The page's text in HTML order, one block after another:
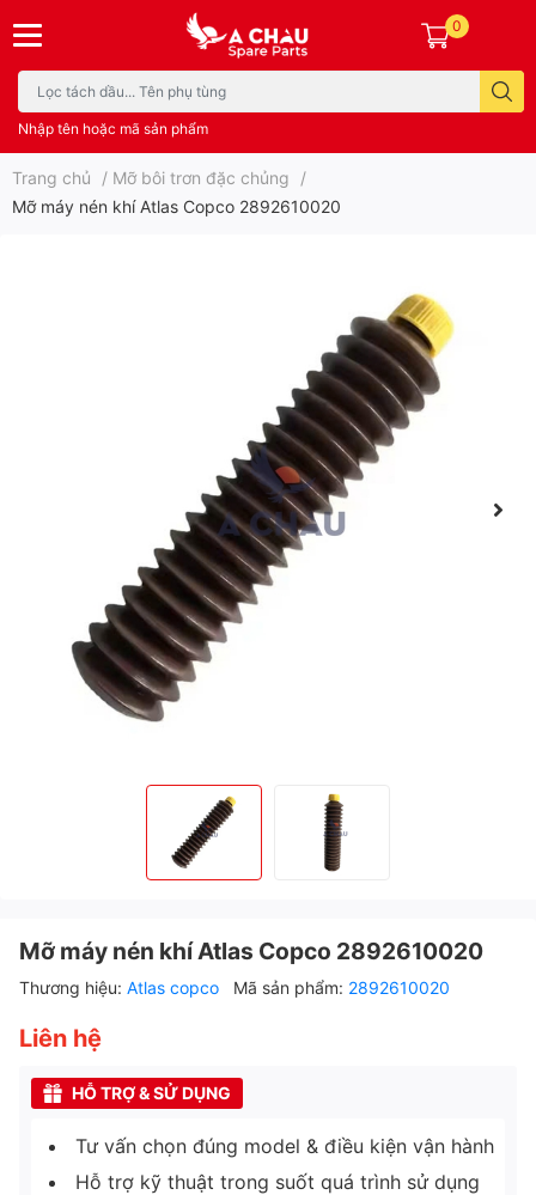
Nhập tên hoặc mã sản phẩm
0
Trang chủ / Mỡ bôi trơn đặc chủng
/
Mỡ máy nén khí Atlas Copco 2892610020
Mỡ máy nén khí Atlas Copco 2892610020
Thương hiệu: Atlas copco Mã sản phẩm: 2892610020
Liên hệ
HỖ TRỢ & SỬ DỤNG
Tư vấn chọn đúng model & điều kiện vận hành
Hỗ trợ kỹ thuật trong suốt quá trình sử dụng